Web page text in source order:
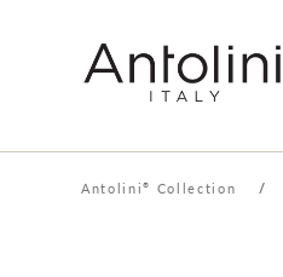
Antolini® Collection /